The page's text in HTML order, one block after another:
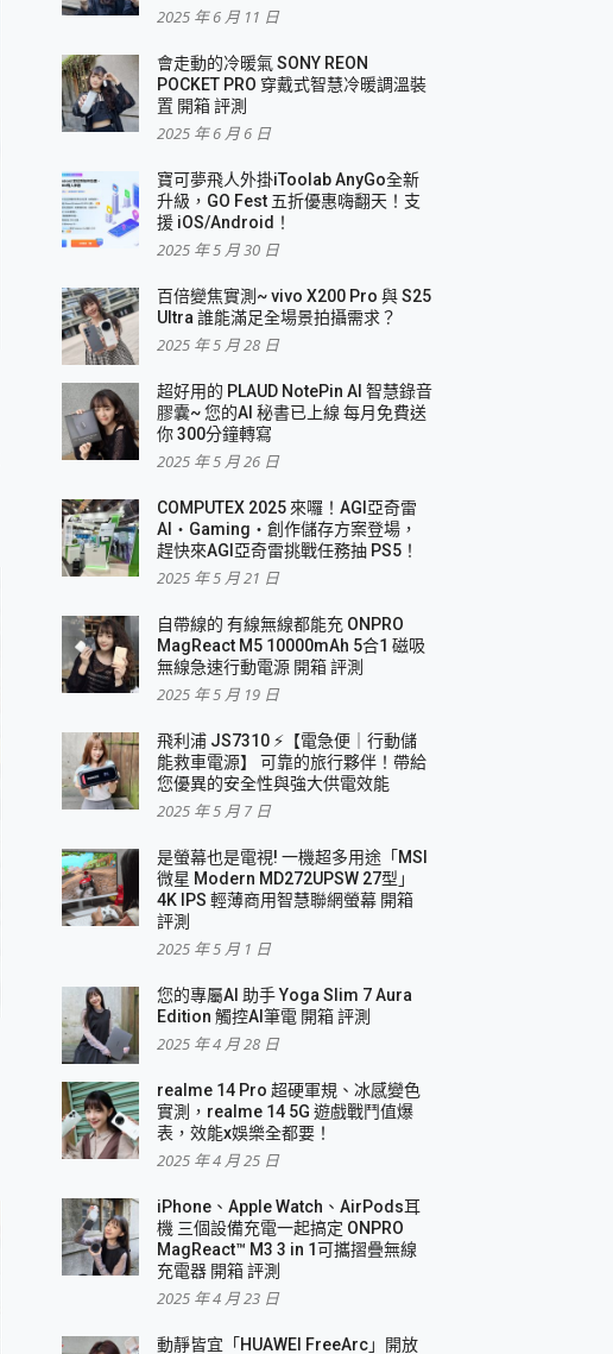
2025 年 6 月 11 日
會走動的冷暖氣 SONY REON
POCKET PRO 穿戴式智慧冷暖調溫裝
置 開箱 評測
2025 年 6 月 6 日
寶可夢飛人外掛iToolab AnyGo全新
升級，GO Fest 五折優惠嗨翻天！支
援 iOS/Android！
2025 年 5 月 30 日
百倍變焦實測~ vivo X200 Pro 與 S25
Ultra 誰能滿足全場景拍攝需求？
2025 年 5 月 28 日
超好用的 PLAUD NotePin AI 智慧錄音
膠囊~ 您的AI 秘書已上線 每月免費送
你 300分鐘轉寫
2025 年 5 月 26 日
COMPUTEX 2025 來囉！AGI亞奇雷
AI・Gaming・創作儲存方案登場，
趕快來AGI亞奇雷挑戰任務抽 PS5！
2025 年 5 月 21 日
自帶線的 有線無線都能充 ONPRO
MagReact M5 10000mAh 5合1 磁吸
無線急速行動電源 開箱 評測
2025 年 5 月 19 日
飛利浦 JS7310 ⚡【電急便｜行動儲
能救車電源】 可靠的旅行夥伴！帶給
您優異的安全性與強大供電效能
2025 年 5 月 7 日
是螢幕也是電視! 一機超多用途「MSI
微星 Modern MD272UPSW 27型」
4K IPS 輕薄商用智慧聯網螢幕 開箱
評測
2025 年 5 月 1 日
您的專屬AI 助手 Yoga Slim 7 Aura
Edition 觸控AI筆電 開箱 評測
2025 年 4 月 28 日
realme 14 Pro 超硬軍規、冰感變色
實測，realme 14 5G 遊戲戰鬥值爆
表，效能x娛樂全都要！
2025 年 4 月 25 日
iPhone、Apple Watch、AirPods耳
機 三個設備充電一起搞定 ONPRO
MagReact™ M3 3 in 1可攜摺疊無線
充電器 開箱 評測
2025 年 4 月 23 日
動靜皆宜「HUAWEI FreeArc」開放